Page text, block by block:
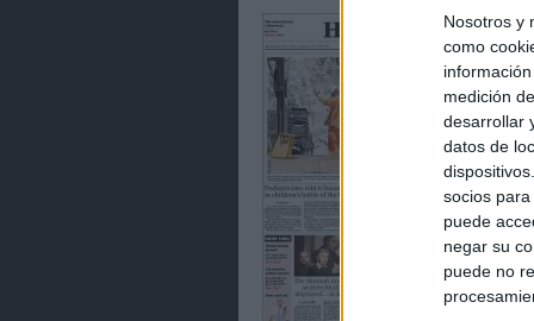
Nosotros y
como
medición
desarrollar
datos de
socios
puede
negar su
puede no